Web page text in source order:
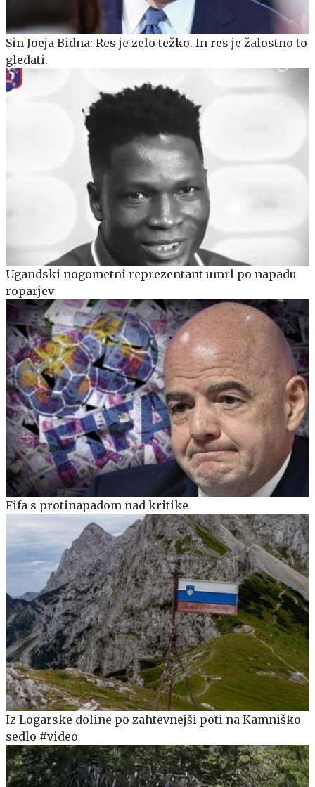
Sin Joeja Bidna: Res je zelo težko. In res je žalostno to
gledati.
Ugandski nogometni reprezentant umrl po napadu
roparjev
Fifa s protinapadom nad kritike
Iz Logarske doline po zahtevnejši poti na Kamniško
sedlo #video